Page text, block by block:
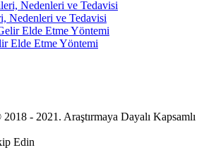
Nedenleri ve Tedavisi
Elde Etme Yöntemi
- 2021. Araştırmaya Dayalı Kapsamlı
Edin